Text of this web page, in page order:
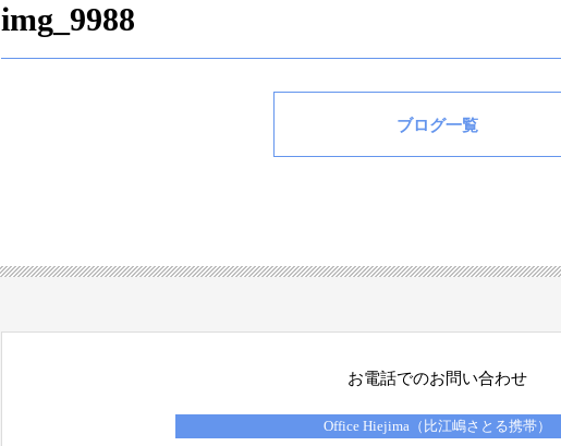
img_9988
ブログ一覧
お電話でのお問い合わせ
Office Hiejima（比江嶋さとる携帯）